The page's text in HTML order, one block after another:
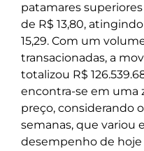
patamares
de R$ 13,80,
15,29. Com um
transacionadas, a
totalizou R$
encontra-se em uma
preço, considerando
semanas, que variou
desempenho de hoje